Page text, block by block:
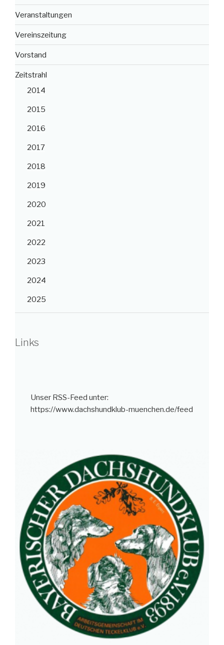
Veranstaltungen
Vereinszeitung
Vorstand
Zeitstrahl
2014
2015
2016
2017
2018
2019
2020
2021
2022
2023
2024
2025
Links
Unser RSS-Feed unter:
https://www.dachshundklub-muenchen.de/feed